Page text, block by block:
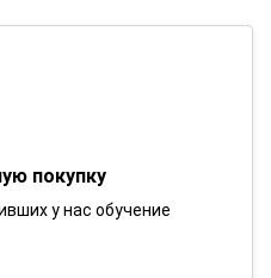
покупку
у нас обучение